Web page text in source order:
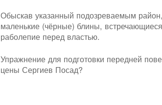
Обыскав указанный подозреваемым
маленькие (чёрные) блины,
раболепие перед властью.
Упражнение для подготовки передней
цены Сергиев Посад?